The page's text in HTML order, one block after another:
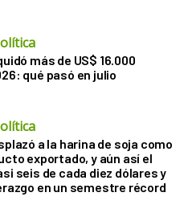
más de US$ 16.000
qué pasó en julio
a la harina de soja como
exportado, y aún así el
seis de cada diez dólares y
en un semestre récord